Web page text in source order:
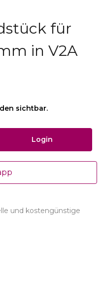
für
in V2A
sichtbar.
Login
und kostengünstige